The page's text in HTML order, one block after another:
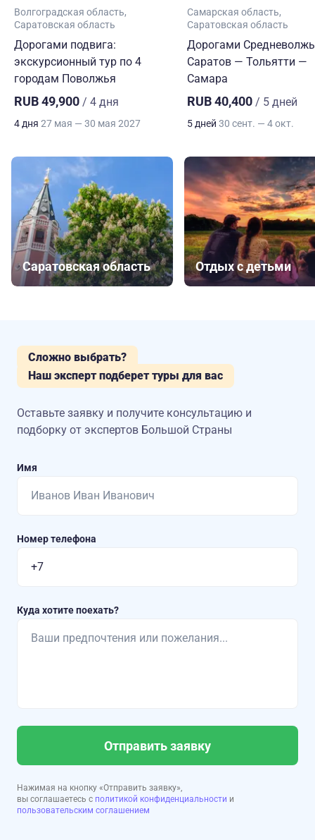
Волгоградская область
Саратовская область
Дорогами подвига:
экскурсионный тур по 4
городам Поволжья
RUB 49,900 / 4 дня
4 дня 27 мая — 30 мая 2027
Самарская область
Саратовская область
Дорогами
Саратов — Тольятти —
Самара
RUB 40,400 / 5 дней
5 дней 30 сент. — 4 окт.
Саратовская область Отдых с детьми
Сложно выбрать?
Наш эксперт подберет туры для вас
Оставьте заявку и получите консультацию и
подборку от экспертов Большой Страны
Имя
Номер телефона
Куда хотите поехать?
Отправить заявку
Нажимая на кнопку «Отправить заявку»,
вы соглашаетесь с политикой конфиденциальности и
пользовательским соглашением